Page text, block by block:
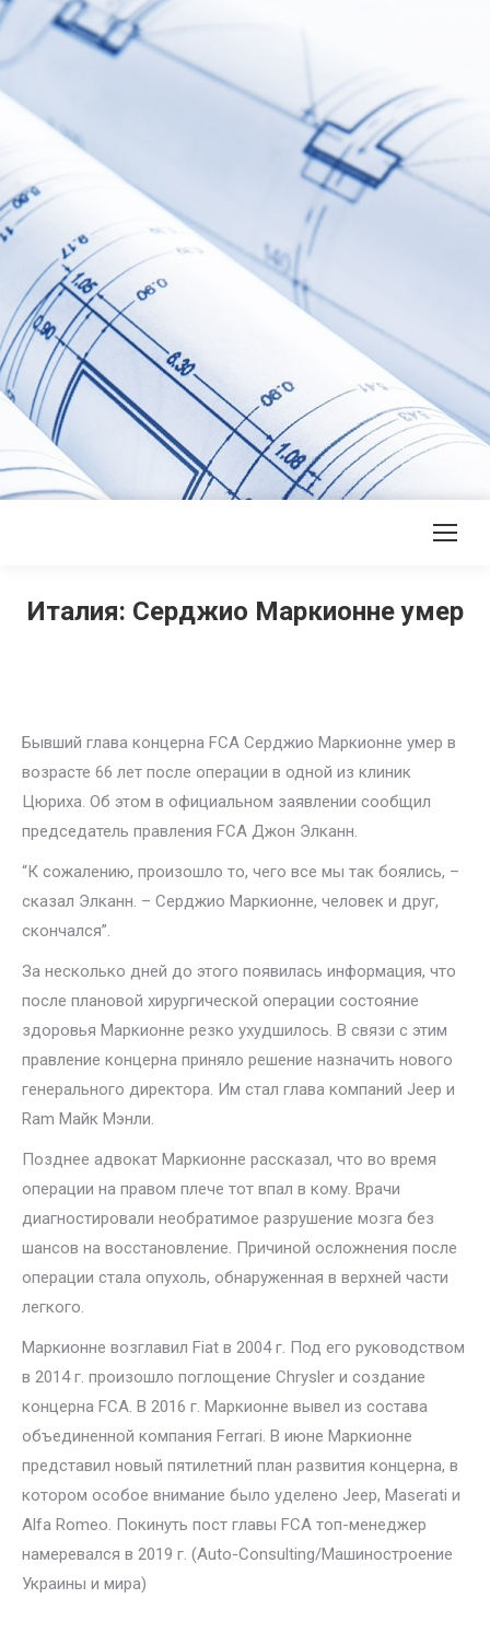
Италия: Серджио Маркионне умер
Бывший глава концерна FCA Серджио Маркионне умер в
возрасте 66 лет после операции в одной из клиник
Цюриха. Об этом в официальном заявлении сообщил
председатель правления FCA Джон Элканн.
“К сожалению, произошло то, чего все мы так боялись, –
сказал Элканн. – Серджио Маркионне, человек и друг,
скончался”.
За несколько дней до этого появилась информация, что
после плановой хирургической операции состояние
здоровья Маркионне резко ухудшилось. В связи с этим
правление концерна приняло решение назначить нового
генерального директора. Им стал глава компаний Jeep и
Ram Майк Мэнли.
Позднее адвокат Маркионне рассказал, что во время
операции на правом плече тот впал в кому. Врачи
диагностировали необратимое разрушение мозга без
шансов на восстановление. Причиной осложнения после
операции стала опухоль, обнаруженная в верхней части
легкого.
Маркионне возглавил Fiat в 2004 г. Под его руководством
в 2014 г. произошло поглощение Chrysler и создание
концерна FCA. В 2016 г. Маркионне вывел из состава
объединенной компания Ferrari. В июне Маркионне
представил новый пятилетний план развития концерна, в
котором особое внимание было уделено Jeep, Maserati и
Alfa Romeo. Покинуть пост главы FCA топ-менеджер
намеревался в 2019 г. (Auto-Consulting/Машиностроение
Украины и мира)